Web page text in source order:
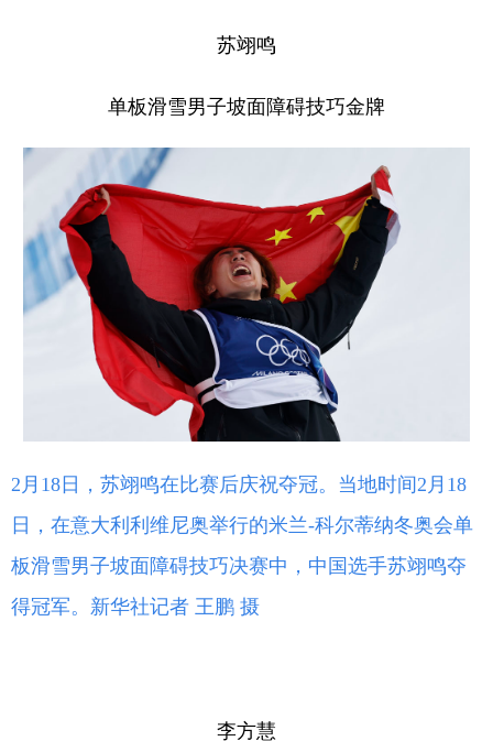
苏翊鸣
单板滑雪男子坡面障碍技巧金牌
2月18日，苏翊鸣在比赛后庆祝夺冠。当地时间2月18
日，在意大利利维尼奥举行的米兰-科尔蒂纳冬奥会单
板滑雪男子坡面障碍技巧决赛中，中国选手苏翊鸣夺
得冠军。新华社记者 王鹏 摄
李方慧